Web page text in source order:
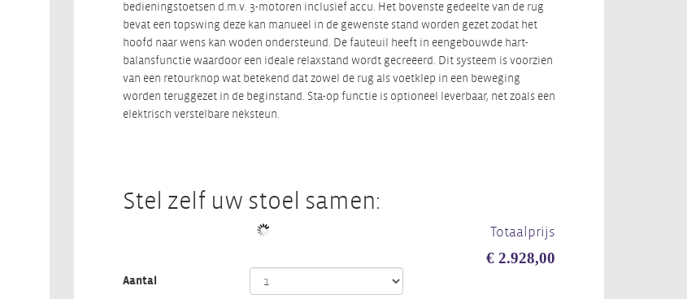
bedieningstoetsen d.m.v. 3-motoren inclusief accu. Het bovenste gedeelte van de rug
bevat een topswing deze kan manueel in de gewenste stand worden gezet zodat het
hoofd naar wens kan woden ondersteund. De fauteuil heeft in eengebouwde hart-
balansfunctie waardoor een ideale relaxstand wordt gecreëerd. Dit systeem is voorzien
van een retourknop wat betekend dat zowel de rug als voetklep in een beweging
worden teruggezet in de beginstand. Sta-op functie is optioneel leverbaar, net zoals een
elektrisch verstelbare neksteun.
Stel zelf uw stoel samen:
Totaalprijs
€ 2.928,00
Aantal